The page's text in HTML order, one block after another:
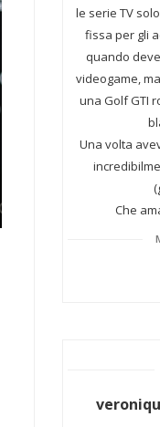
le serie TV
fissa per gli
quando
videogame,
una Golf GTI
Una volta
Che